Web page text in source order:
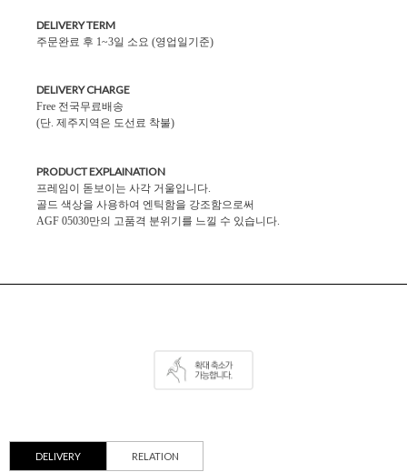
DELIVERY TERM
주문완료 후 1~3일 소요 (영업일기준)
DELIVERY CHARGE
Free 전국무료배송
(단. 제주지역은 도선료 착불)
PRODUCT EXPLAINATION
프레임이 돋보이는 사각 거울입니다.
골드 색상을 사용하여 엔틱함을 강조함으로써
AGF 05030만의 고품격 분위기를 느낄 수 있습니다.
DELIVERY RELATION